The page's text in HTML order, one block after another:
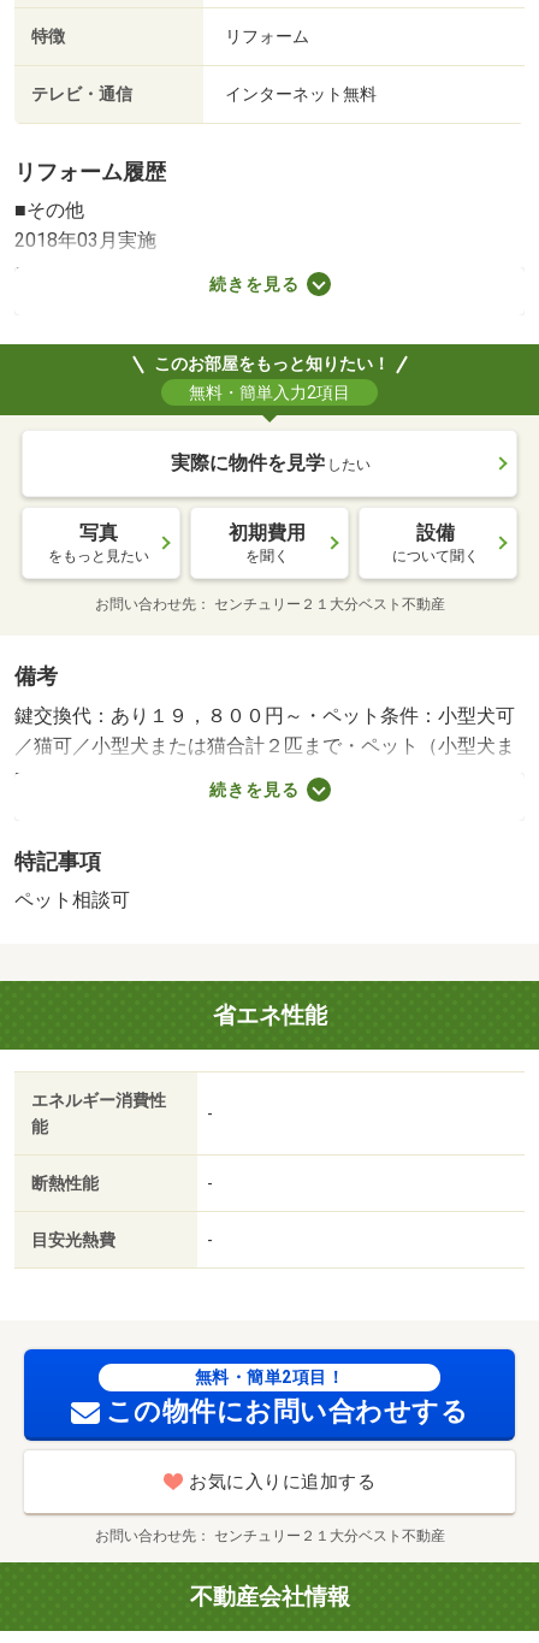
特徴 リフォーム
テレビ・通信 インターネット無料
リフォーム履歴
■その他
2018年03月実施
床
※実施年月は、施工箇所の中で最も古いものを表示してい
続きを見る
このお部屋をもっと知りたい！
無料・簡単入力2項目
実際に物件を見学 したい
写真
をもっと見たい
初期費用
を聞く
設備
について聞く
お問い合わせ先 センチュリー２１大分ベスト不動産
備考
鍵交換代：あり１９，８００円～・ペット条件：小型犬可
／猫可／小型犬または猫合計２匹まで・ペット（小型犬ま
たは猫合計２匹まで）と暮らせる賃貸住宅♪エアコン・ＴＶ
モニターフォン・洗浄暖房便座・ＬＥＤ照明設置♪２０１９
介手数料：１．１ヶ月/室内清掃費用 72600円/ライフサポ
ート 1320円/町内会費 400円
続きを見る
特記事項
ペット相談可
省エネ性能
エネルギー消費性
能
-
断熱性能 -
目安光熱費 -
無料・簡単2項目！
この物件にお問い合わせする
お気に入りに追加する
お問い合わせ先 センチュリー２１大分ベスト不動産
不動産会社情報